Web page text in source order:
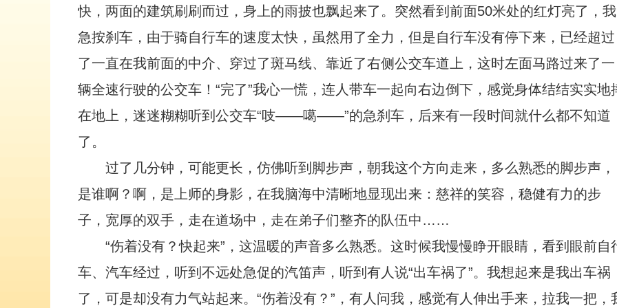
快，两面的建筑刷刷而过，身上的雨披也飘起来了。突然看到前面50米处的红灯亮了，我
急按刹车，由于骑自行车的速度太快，虽然用了全力，但是自行车没有停下来，已经超过
了一直在我前面的中介、穿过了斑马线、靠近了右侧公交车道上，这时左面马路过来了一
辆全速行驶的公交车！“完了”我心一慌，连人带车一起向右边倒下，感觉身体结结实实地
在地上，迷迷糊糊听到公交车“吱——噶——”的急刹车，后来有一段时间就什么都不知道
了。
过了几分钟，可能更长，仿佛听到脚步声，朝我这个方向走来，多么熟悉的脚步声，
是谁啊？啊，是上师的身影，在我脑海中清晰地显现出来：慈祥的笑容，稳健有力的步
子，宽厚的双手，走在道场中，走在弟子们整齐的队伍中……
“伤着没有？快起来”，这温暖的声音多么熟悉。这时候我慢慢睁开眼睛，看到眼前自
车、汽车经过，听到不远处急促的汽笛声，听到有人说“出车祸了”。我想起来是我出车祸
了，可是却没有力气站起来。“伤着没有？”，有人问我，感觉有人伸出手来，拉我一把，